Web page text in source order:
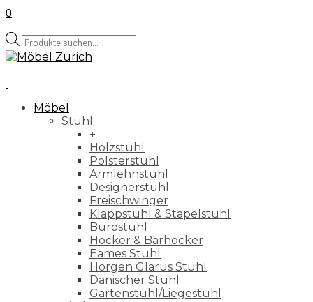
0
Products
search
Möbel
Stuhl
+
Holzstuhl
Polsterstuhl
Armlehnstuhl
Designerstuhl
Freischwinger
Klappstuhl & Stapelstuhl
Bürostuhl
Hocker & Barhocker
Eames Stuhl
Horgen Glarus Stuhl
Dänischer Stuhl
Gartenstuhl/Liegestuhl